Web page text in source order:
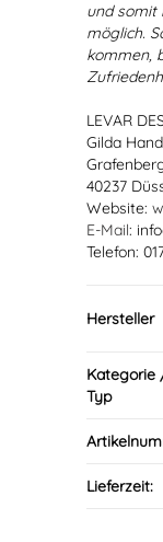
und somit
möglich.
kommen,
LEVAR
Gilda
40237
Website:
E-Mail:
Telefon:
Hersteller
Kategorie
Typ
Lieferzeit: